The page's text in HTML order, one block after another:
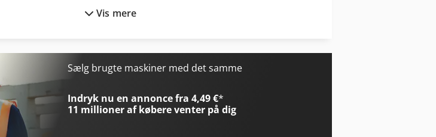
Lisec Vl-1N
Lissmac Lmk 400 Tfe/Dk
Vis mere
Sælg brugte maskiner med det samme
Indryk nu en annonce fra 4,49 €*
11 millioner af købereventer på dig